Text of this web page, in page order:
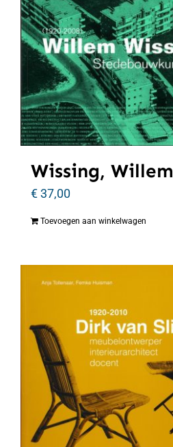
Wissing, Willem
€37,00
Toevoegen aan winkelwagen